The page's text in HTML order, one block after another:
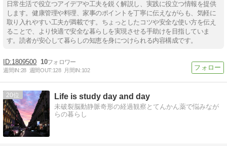
日常生活で役立つアイデアや工夫を鋭く解説し、実践に役立つ情報を提供
します。健康管理や料理、家事のポイントを丁寧に伝えながらも、気軽に
取り入れやすい工夫が満載です。ちょっとしたコツや安全な使い方を伝え
ることで、より快適で安全な暮らしを実現させる手助けを目指していま
す。読者が安心して暮らしの知恵を身につけられる内容構成です。
1809500 10
週間IN:28 週間OUT:128 月間IN:102
20 Life is study day and day
未破裂脳動静脈奇形の経過観察とてんかん薬で悩みなが
らの暮らし